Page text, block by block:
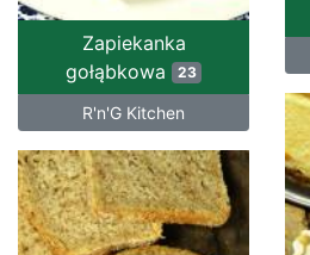
Zapiekanka
gołąbkowa
23
R'n'G Kitchen